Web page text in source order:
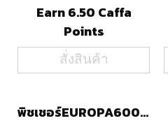
Earn 6.50 Caffa
Points
สั่งสินค้า
พิชเชอร์EUROPA600STL